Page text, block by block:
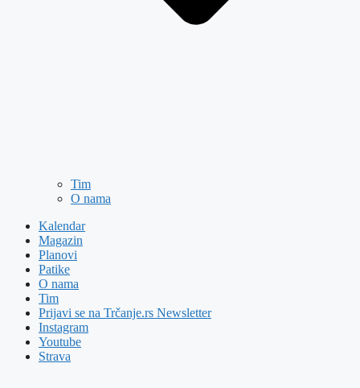
Tim
O nama
Kalendar
Magazin
Planovi
Patike
O nama
Tim
Prijavi se na Trčanje.rs Newsletter
Instagram
Youtube
Strava